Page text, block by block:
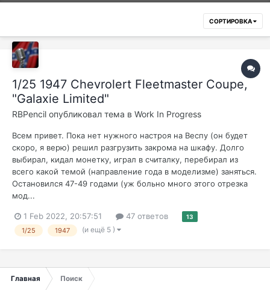
СОРТИРОВКА
1/25 1947 Chevrolert Fleetmaster Coupe,
"Galaxie Limited"
RBPencil опубликовал тема в Work In Progress
Всем привет. Пока нет нужного настроя на Веспу (он будет
скоро, я верю) решил разгрузить закрома на шкафу. Долго
выбирал, кидал монетку, играл в считалку, перебирал из
всего какой темой (направление года в моделизме) заняться.
Остановился 47-49 годами (уж больно много этого отрезка
мод...
1 Feb 2022, 20:57:51 47 ответов 13
1/25 1947 (и ещё 5 )
Главная Поиск